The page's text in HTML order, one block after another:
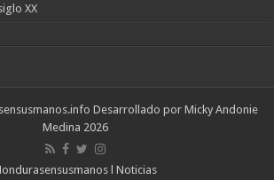
XX
Desarrollado por Micky Andonie
Medina 2026
l Noticias